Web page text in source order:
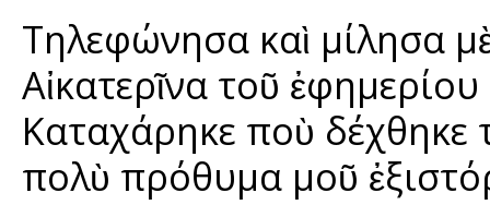
Τηλεφώνησα καὶ μίλησα
Αἰκατερῖνα τοῦ
Καταχάρηκε ποὺ
πολὺ πρόθυμα μοῦ